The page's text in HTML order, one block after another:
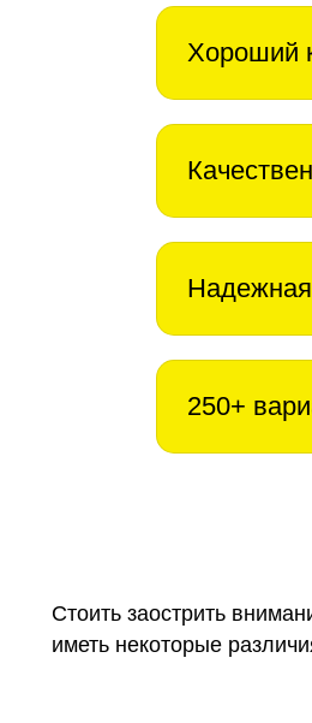
Хороший
250+
Стоить заострить
иметь некоторые